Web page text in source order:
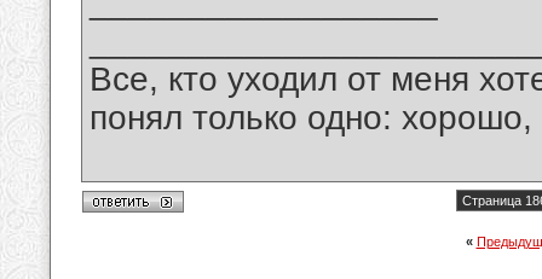
Все, кто уходил от меня
понял только одно:
Страница
«